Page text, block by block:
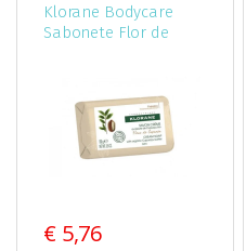
Klorane Bodycare
Sabonete Flor de
€ 5,76